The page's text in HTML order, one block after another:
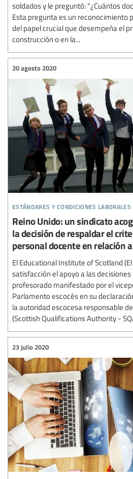
soldados y le preguntó: “¿Cuántos
Esta pregunta es un reconocimiento
del papel crucial que desempeña el
construcción o en la...
estándares y condiciones laborales
20 agosto 2020
Reino Unido: un sindicato
la decisión de respaldar el
personal docente en relación
El Educational Institute of Scotland
satisfacción el apoyo a las
profesorado manifestado por el
Parlamento escocés en su
la autoridad escocesa responsable
(Scottish Qualifications Authority -
23 julio 2020